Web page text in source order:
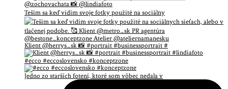
Teším sa keď vidím svoje fotky použité na sociálny
Klient @herrys_sk 📸 #portrait #businessportrait #
#ecco #eccoslovensko #konceptzone
Jedno zo starších fotení, ktoré som vôbec nedala v